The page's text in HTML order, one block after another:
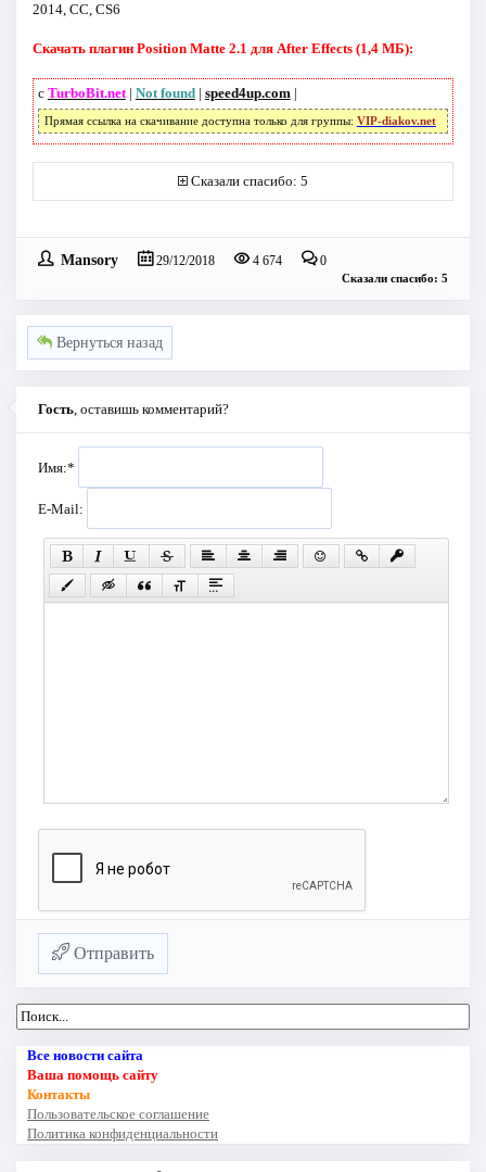
2014, CC, CS6
Скачать плагин Position Matte 2.1 для After Effects (1,4 МБ):
с TurboBit.net| Not found| speed4up.com|
Прямая ссылка на скачивание доступна только для группы: VIP-diakov.net
Сказали спасибо: 5
Mansory 29/12/2018 4 674 0
Сказали спасибо: 5
Вернуться назад
Гость, оставишь комментарий?
Имя:*
E-Mail:
Отправить
Все новости сайта
Ваша помощь сайту
Контакты
Пользовательское соглашение
Политика конфиденциальности